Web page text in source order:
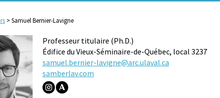
>Samuel Bernier-Lavigne
Professeur titulaire (Ph.D.)
Édifice du Vieux-Séminaire-de-Québec, local 3237
samuel.bernier-lavigne@arc.ulaval.ca
samberlav.com